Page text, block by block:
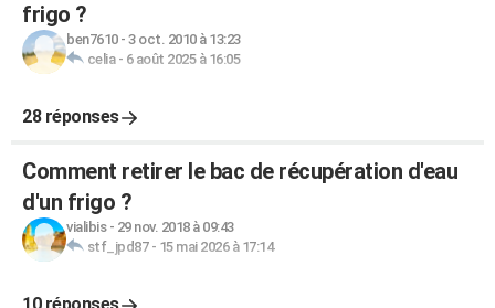
frigo ?
ben7610- 3 oct. 2010 à 13:23
celia- 6 août 2025 à 16:05
28 réponses
Comment retirer le bac de récupération d'eau
d'un frigo ?
vialibis- 29 nov. 2018 à 09:43
stf_jpd87- 15 mai 2026 à 17:14